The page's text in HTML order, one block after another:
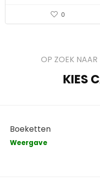
0
OP ZOEK
KIES
Boeketten
Weergave